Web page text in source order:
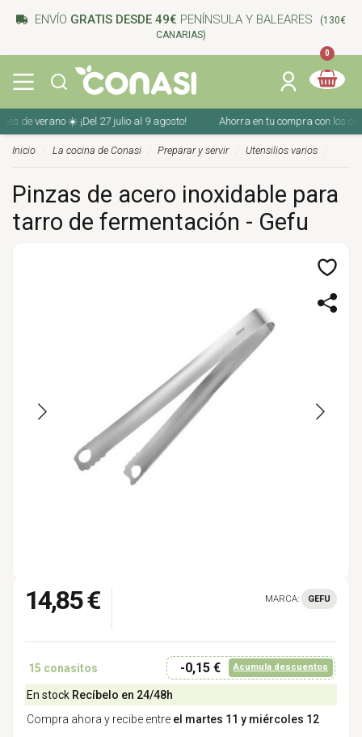
ENVÍO GRATIS DESDE 49€ PENÍNSULA Y BALEARES
(130€
CANARIAS)
0
de verano ☀️ ¡Del 27 julio al 9 agosto! Ahorra en tu compra con los
Inicio La cocina de Conasi Preparar y servir Utensilios varios
Pinzas de acero inoxidable para
tarro de fermentación - Gefu
14,85 € MARCA: GEFU
15 conasitos -0,15 € Acumula descuentos
En stock Recíbelo en 24/48h
Compra ahora y recibe entre el martes 11 y miércoles 12